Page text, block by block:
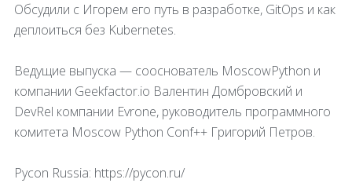
Обсудили с Игорем его путь в разработке, GitOps и как
деплоиться без Kubernetes.
Ведущие выпуска — сооснователь MoscowPython и
компании Geekfactor.io Валентин Домбровский и
DevRel компании Evrone, руководитель программного
комитета Moscow Python Conf++ Григорий Петров.
Pycon Russia: https://pycon.ru/